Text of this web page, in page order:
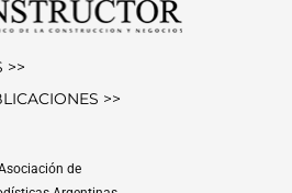
>>
>>
de